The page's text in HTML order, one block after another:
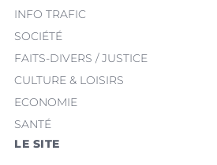
INFO TRAFIC
SOCIÉTÉ
FAITS-DIVERS / JUSTICE
CULTURE & LOISIRS
ECONOMIE
SANTÉ
LE SITE